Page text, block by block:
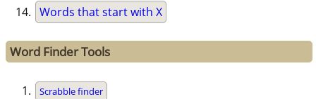
Words that start with X
Word Finder Tools
Scrabble finder